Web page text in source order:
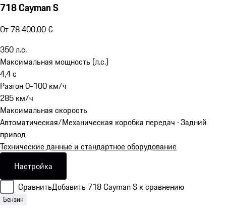
718 Cayman S
От 78 400,00 €
350л.с.
Максимальная мощность (л.с.)
4,4с
Разгон 0-100 км/ч
285 км/ч
Максимальная скорость
Автоматическая/Механическая коробка передач · Задний
привод
Технические данные и стандартное оборудование
Настройка
СравнитьДобавить 718 Cayman S к сравнению
Бензин